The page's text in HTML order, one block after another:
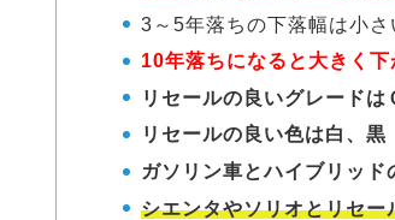
3～5年落ちの下落幅は小さ
10年落ちになると大きく下
リセールの良いグレード
リセールの良い色は白、黒
ガソリン車とハイブリッ
シエンタやソリオとリセー